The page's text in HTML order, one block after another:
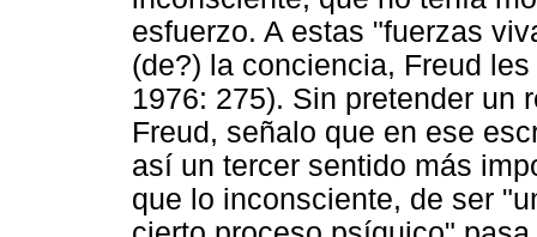
esfuerzo. A estas "fuerzas
(de?) la conciencia, Freud
1976: 275). Sin pretender un
Freud, señalo que en ese
así un tercer sentido más
que lo inconsciente, de ser